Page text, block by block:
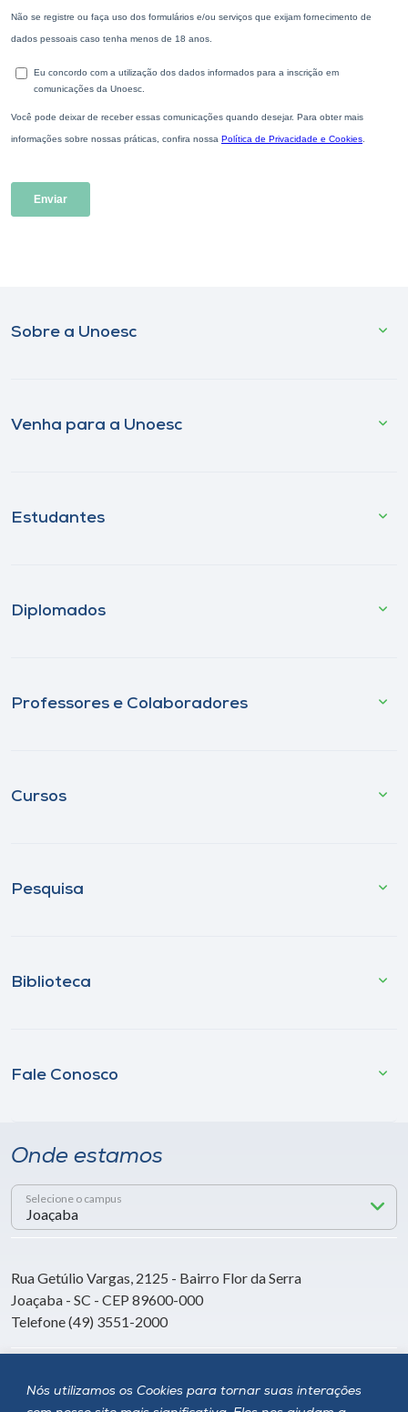
Nós utilizamos os Cookies para tornar suas interações
Sobre a Unoesc
Venha para a Unoesc
Estudantes
Diplomados
Professores e Colaboradores
Cursos
Pesquisa
Biblioteca
Fale Conosco
Onde estamos
Selecione o campus
Rua Getúlio Vargas, 2125 - Bairro Flor da Serra
Joaçaba - SC - CEP 89600-000
Telefone (49) 3551-2000
Siga a Unoesc